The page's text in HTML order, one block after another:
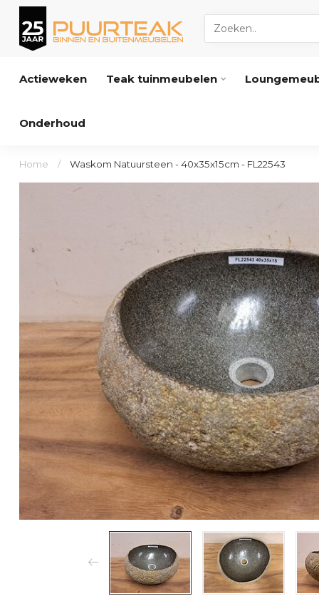
Actieweken Teak tuinmeubelen
Onderhoud
Home / Waskom Natuursteen - 40x35x15cm - FL22543